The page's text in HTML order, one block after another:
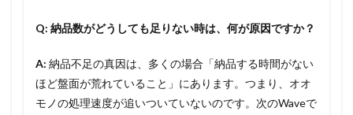
Q: 納品数がどうしても足りない時は、何が原因ですか？
A: 納品不足の真因は、多くの場合「納品する時間がない
ほど盤面が荒れていること」にあります。つまり、オオ
モノの処理速度が追いついていないのです。次のWaveで